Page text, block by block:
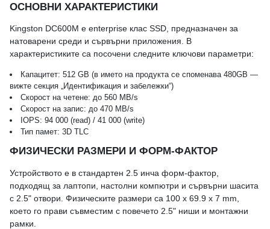
ОСНОВНИ ХАРАКТЕРИСТИКИ
Kingston DC600M е enterprise клас SSD, предназначен за
натоварени среди и сървърни приложения. В
характеристиките са посочени следните ключови параметри:
Капацитет: 512 GB (в името на продукта се споменава 480GB —
вижте секция „Идентификация и забележки“)
Скорост на четене: до 560 MB/s
Скорост на запис: до 470 MB/s
IOPS: 94 000 (read) / 41 000 (write)
Тип памет: 3D TLC
ФИЗИЧЕСКИ РАЗМЕРИ И ФОРМ-ФАКТОР
Устройството е в стандартен 2.5 инча форм-фактор,
подходящ за лаптопи, настолни компютри и сървърни шасита
с 2.5" отвори. Физическите размери са 100 x 69.9 x 7 mm,
което го прави съвместим с повечето 2.5" ниши и монтажни
рамки.